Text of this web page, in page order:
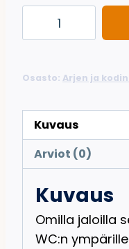
nousutuki
Osasto: Arjen ja
Kuvaus
Arviot (0)
Kuvaus
Omilla jaloilla
WC:n